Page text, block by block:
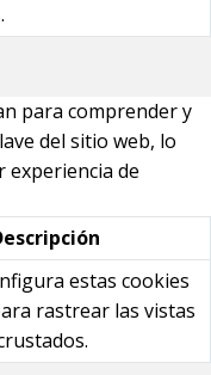
para comprender y
del sitio web, lo
de
estas cookies
rastrear las vistas